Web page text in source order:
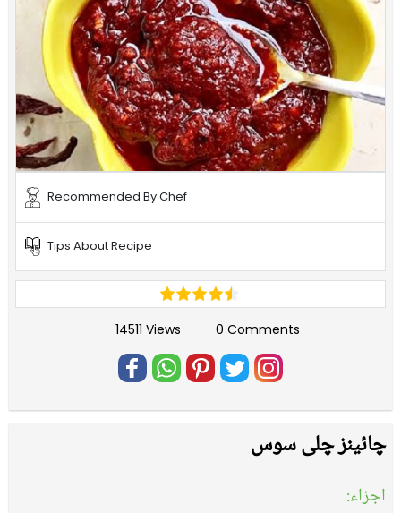
Recommended By Chef
Tips About Recipe
14511 Views 0 Comments
چائینز چلی سوس
اجزاء: